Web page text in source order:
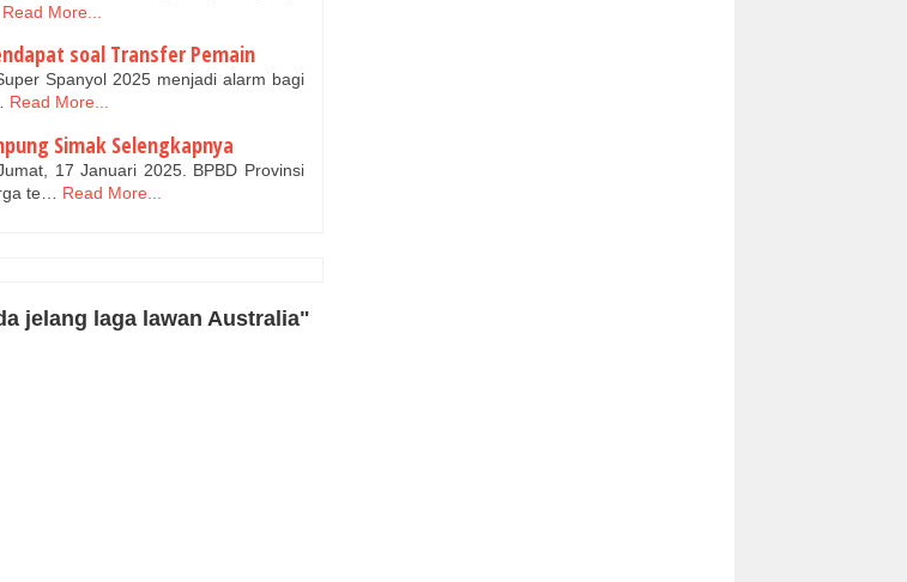
Read More...
soal Transfer Pemain
Spanyol 2025 menjadi alarm bagi
Read More...
Simak Selengkapnya
17 Januari 2025. BPBD Provinsi
te…
Read More...
jelang laga lawan Australia"